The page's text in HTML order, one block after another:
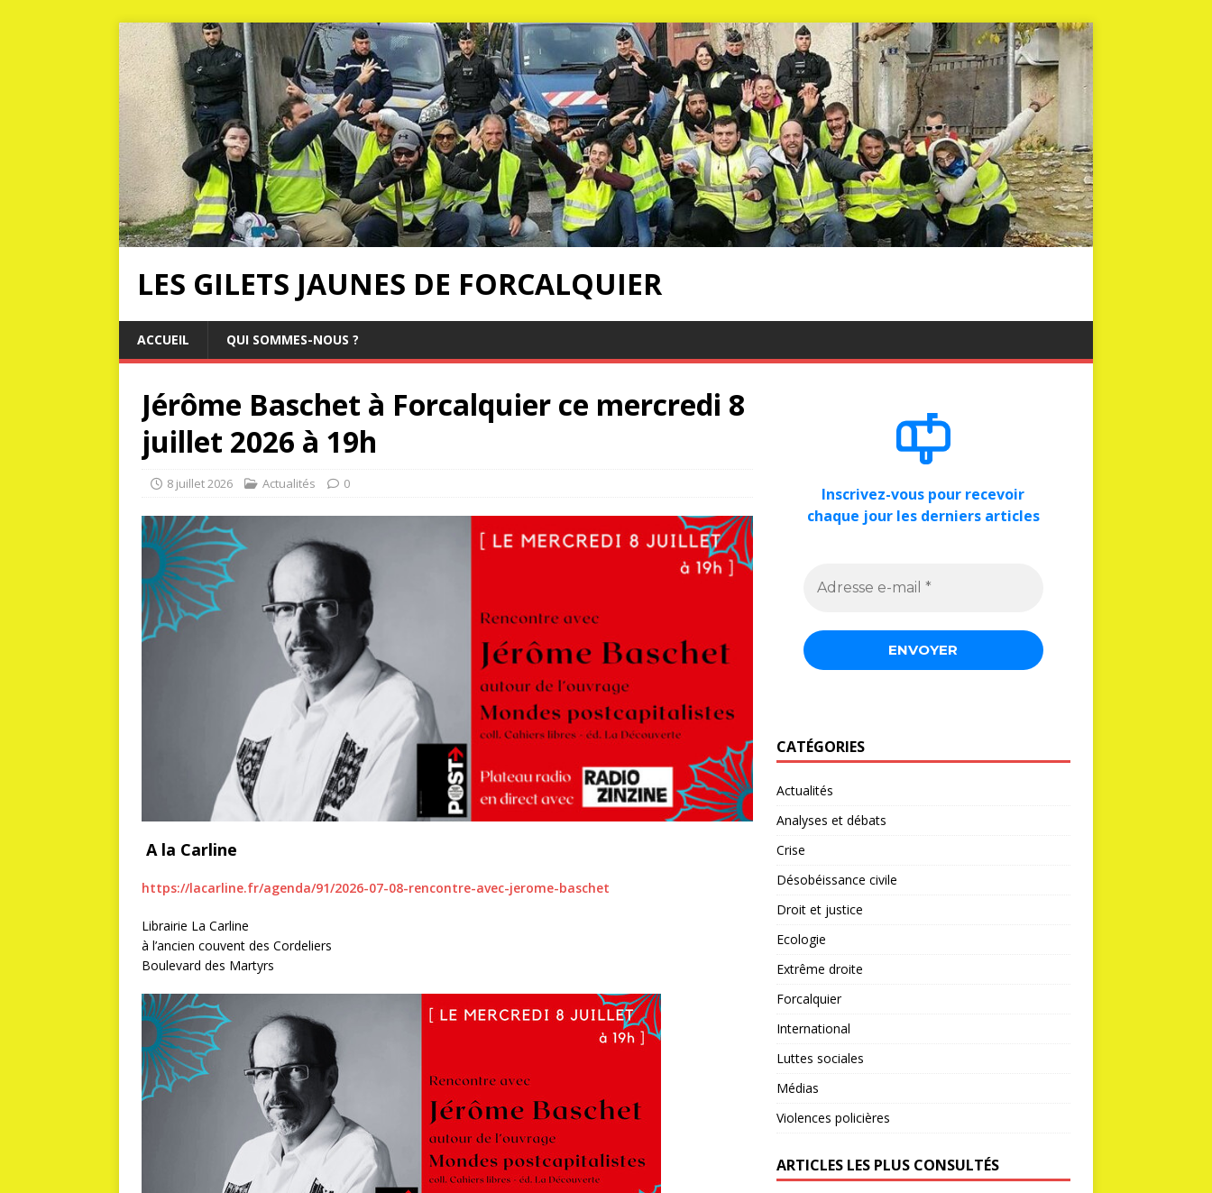
LES GILETS JAUNES DE FORCALQUIER
ACCUEIL QUI SOMMES-NOUS ?
Jérôme Baschet à Forcalquier ce mercredi 8
juillet 2026 à 19h
8 juillet 2026 Actualités 0
A la Carline
https://lacarline.fr/agenda/91/2026-07-08-rencontre-avec-jerome-baschet
Librairie La Carline
à l’ancien couvent des Cordeliers
Boulevard des Martyrs
Inscrivez-vous pour recevoir
chaque jour les derniers articles
CATÉGORIES
Actualités
Analyses et débats
Crise
Désobéissance civile
Droit et justice
Ecologie
Extrême droite
Forcalquier
International
Luttes sociales
Médias
Violences policières
ARTICLES LES PLUS CONSULTÉS